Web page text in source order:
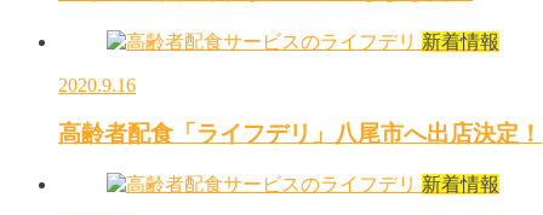
新着情報
2020.9.16
高齢者配食「ライフデリ」八尾市へ出店決定！
新着情報